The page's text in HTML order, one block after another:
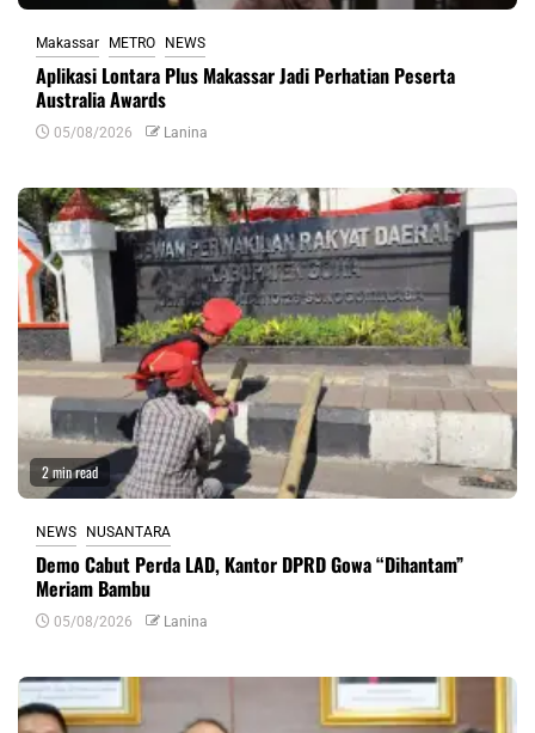
Makassar METRO NEWS
Aplikasi Lontara Plus Makassar Jadi Perhatian Peserta
Australia Awards
05/08/2026 Lanina
2 min read
NEWS NUSANTARA
Demo Cabut Perda LAD, Kantor DPRD Gowa “Dihantam”
Meriam Bambu
05/08/2026 Lanina